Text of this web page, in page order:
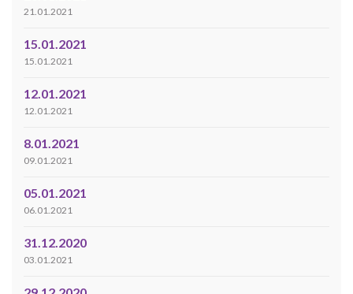
21.01.2021
15.01.2021
15.01.2021
12.01.2021
12.01.2021
8.01.2021
09.01.2021
05.01.2021
06.01.2021
31.12.2020
03.01.2021